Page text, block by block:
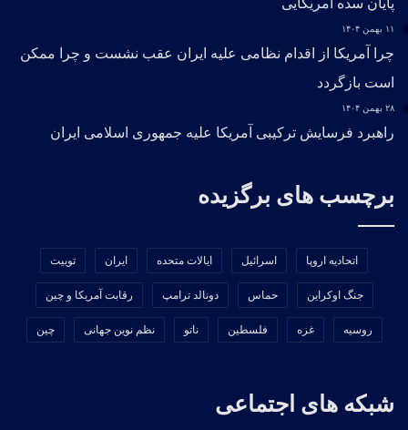
پایان سده آمریکایی
۱۱ بهمن ۱۴۰۴
چرا آمریکا از اقدام نظامی علیه ایران عقب نشست و چرا ممکن
است بازگردد
۲۸ بهمن ۱۴۰۴
راهبرد فرسایش ترکیبی آمریکا علیه جمهوری اسلامی ایران
برچسب های برگزیده
اتحادیه اروپا اسرائیل ایالات متحده ایران توییت
جنگ اوکراین حماس دونالد ترامپ رقابت آمریکا و چین
روسیه غزه فلسطین ناتو نظم نوین جهانی چین
شبکه های اجتماعی